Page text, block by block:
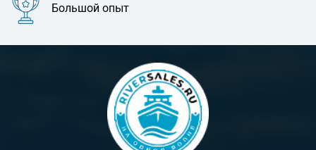
Большой опыт